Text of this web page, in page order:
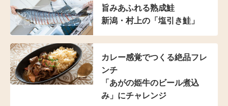
旨みあふれる熟成鮭
新潟・村上の「塩引き鮭」
カレー感覚でつくる絶品フレ
ンチ
「あがの姫牛のビール煮込
み」 にチャレンジ